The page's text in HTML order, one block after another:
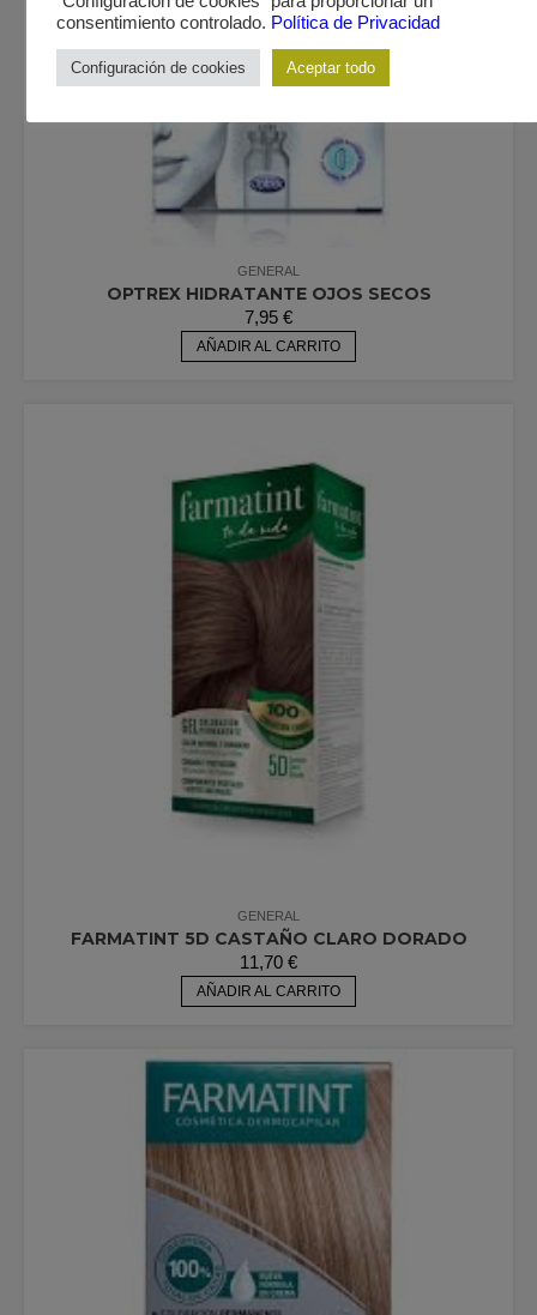
GENERAL
OPTREX HIDRATANTE OJOS SECOS
7,95 €
AÑADIR AL CARRITO
GENERAL
FARMATINT 5D CASTAÑO CLARO DORADO
11,70 €
AÑADIR AL CARRITO
consentimiento controlado. Política de Privacidad
Configuración de cookies Aceptar todo